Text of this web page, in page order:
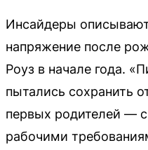
Инсайдеры
напряжение после
Роуз в начале года.
пытались сохранить
первых родителей —
рабочими